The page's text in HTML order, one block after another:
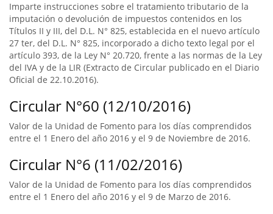
Imparte instrucciones sobre el tratamiento tributario de la
imputación o devolución de impuestos contenidos en los
Títulos II y III, del D.L. N° 825, establecida en el nuevo artículo
27 ter, del D.L. N° 825, incorporado a dicho texto legal por el
artículo 393, de la Ley N° 20.720, frente a las normas de la Ley
del IVA y de la LIR (Extracto de Circular publicado en el Diario
Oficial de 22.10.2016).
Circular N°60 (12/10/2016)
Valor de la Unidad de Fomento para los días comprendidos
entre el 1 Enero del año 2016 y el 9 de Noviembre de 2016.
Circular N°6 (11/02/2016)
Valor de la Unidad de Fomento para los días comprendidos
entre el 1 Enero del año 2016 y el 9 de Marzo de 2016.